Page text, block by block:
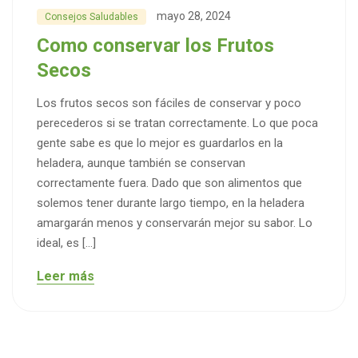
Consejos Saludables mayo 28, 2024
Como conservar los Frutos
Secos
Los frutos secos son fáciles de conservar y poco
perecederos si se tratan correctamente. Lo que poca
gente sabe es que lo mejor es guardarlos en la
heladera, aunque también se conservan
correctamente fuera. Dado que son alimentos que
solemos tener durante largo tiempo, en la heladera
amargarán menos y conservarán mejor su sabor. Lo
ideal, es […]
Leer más